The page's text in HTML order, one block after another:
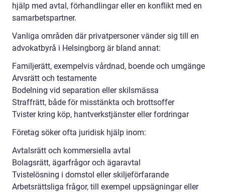
hjälp med avtal, förhandlingar eller en konflikt med en
samarbetspartner.
Vanliga områden där privatpersoner vänder sig till en
advokatbyrå i Helsingborg är bland annat:
Familjerätt, exempelvis vårdnad, boende och umgänge
Arvsrätt och testamente
Bodelning vid separation eller skilsmässa
Straffrätt, både för misstänkta och brottsoffer
Tvister kring köp, hantverkstjänster eller fordringar
Företag söker ofta juridisk hjälp inom:
Avtalsrätt och kommersiella avtal
Bolagsrätt, ägarfrågor och ägaravtal
Tvistelösning i domstol eller skiljeförfarande
Arbetsrättsliga frågor, till exempel uppsägningar eller